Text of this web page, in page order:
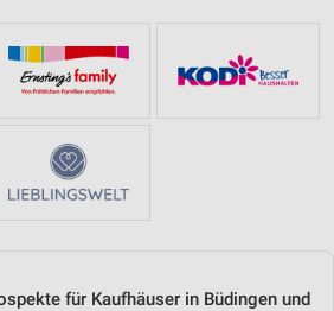
für Kaufhäuser in Büdingen und